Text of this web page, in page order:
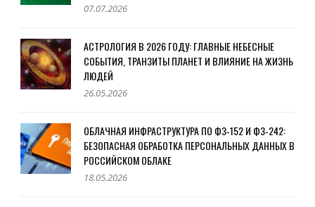
07.07.2026
АСТРОЛОГИЯ В 2026 ГОДУ: ГЛАВНЫЕ НЕБЕСНЫЕ
СОБЫТИЯ, ТРАНЗИТЫ ПЛАНЕТ И ВЛИЯНИЕ НА ЖИЗНЬ
ЛЮДЕЙ
26.05.2026
ОБЛАЧНАЯ ИНФРАСТРУКТУРА ПО ФЗ‑152 И ФЗ‑242:
БЕЗОПАСНАЯ ОБРАБОТКА ПЕРСОНАЛЬНЫХ ДАННЫХ В
РОССИЙСКОМ ОБЛАКЕ
18.05.2026